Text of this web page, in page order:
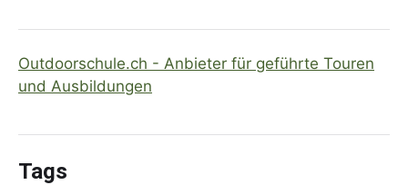
Outdoorschule.ch - Anbieter für geführte Touren
und Ausbildungen
Tags